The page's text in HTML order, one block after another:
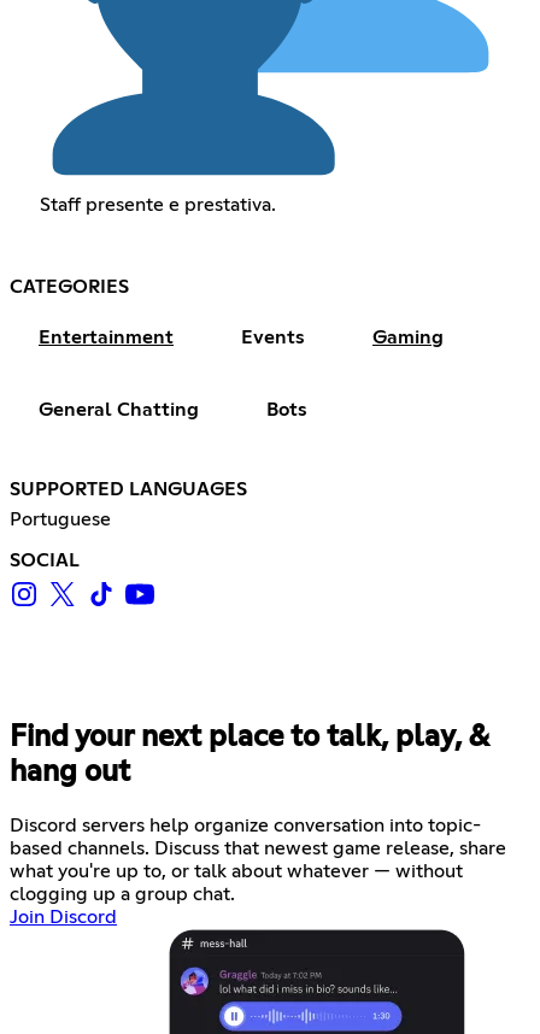
Staff presente e prestativa.
CATEGORIES
Entertainment Events Gaming
General Chatting Bots
SUPPORTED LANGUAGES
Portuguese
SOCIAL
Find your next place to talk, play, &
hang out
Discord servers help organize conversation into topic-
based channels. Discuss that newest game release, share
what you're up to, or talk about whatever — without
clogging up a group chat.
Join Discord